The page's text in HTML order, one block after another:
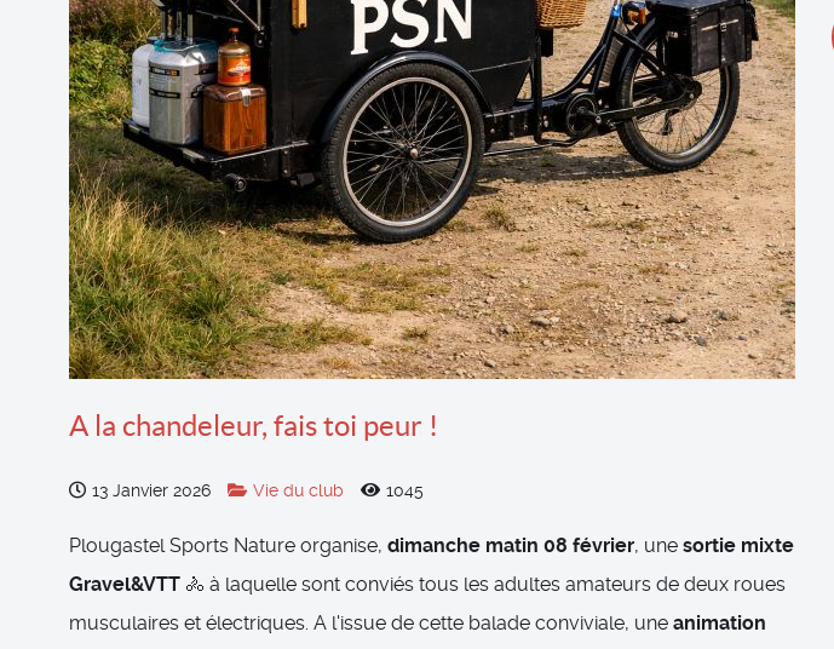
A la chandeleur, fais toi peur !
13 Janvier 2026 Vie du club 1045
Plougastel Sports Nature organise, dimanche matin 08 février, une sortie mixte
Gravel&VTT 🚴 à laquelle sont conviés tous les adultes amateurs de deux roues
musculaires et électriques. A l'issue de cette balade conviviale, une animation